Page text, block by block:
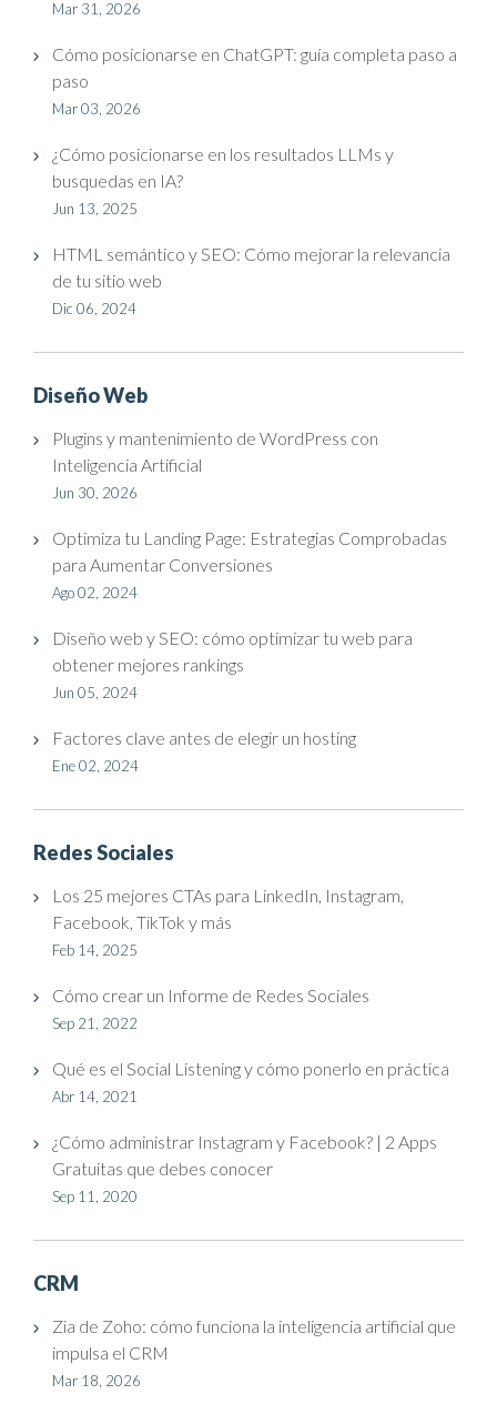
Mar 31, 2026
Cómo posicionarse en ChatGPT: guía completa paso a
paso
Mar 03, 2026
¿Cómo posicionarse en los resultados LLMs y
busquedas en IA?
Jun 13, 2025
HTML semántico y SEO: Cómo mejorar la relevancia
de tu sitio web
Dic 06, 2024
Diseño Web
Plugins y mantenimiento de WordPress con
Inteligencia Artificial
Jun 30, 2026
Optimiza tu Landing Page: Estrategias Comprobadas
para Aumentar Conversiones
Ago 02, 2024
Diseño web y SEO: cómo optimizar tu web para
obtener mejores rankings
Jun 05, 2024
Factores clave antes de elegir un hosting
Ene 02, 2024
Redes Sociales
Los 25 mejores CTAs para LinkedIn, Instagram,
Facebook, TikTok y más
Feb 14, 2025
Cómo crear un Informe de Redes Sociales
Sep 21, 2022
Qué es el Social Listening y cómo ponerlo en práctica
Abr 14, 2021
¿Cómo administrar Instagram y Facebook? | 2 Apps
Gratuitas que debes conocer
Sep 11, 2020
CRM
Zia de Zoho: cómo funciona la inteligencia artificial que
impulsa el CRM
Mar 18, 2026